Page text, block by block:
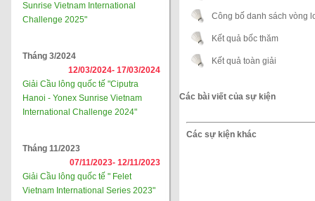
Sunrise Vietnam International
Challenge 2025"
Tháng 3/2024
12/03/2024- 17/03/2024
Giải Cầu lông quốc tế "Ciputra
Hanoi - Yonex Sunrise Vietnam
International Challenge 2024"
Tháng 11/2023
07/11/2023- 12/11/2023
Giải Cầu lông quốc tế " Felet
Vietnam International Series 2023"
Công bố danh sách vòng
Kết quả bốc thăm
Kết quả toàn giải
Các bài viết của sự kiện
Các sự kiện khác